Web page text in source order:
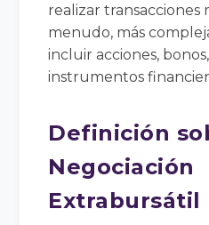
realizar transacciones
menudo, más
incluir acciones,
instrumentos
Definición
Negociación
Extrabursátil